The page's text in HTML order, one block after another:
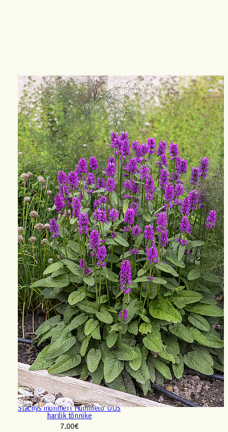
Stachys monnieri ‘Hummelo’ UUS
harilik tõnnike
7.00€